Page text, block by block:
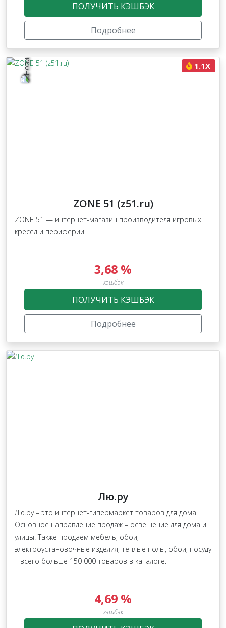
ПОЛУЧИТЬ КЭШБЭК
Подробнее
1.1X
ZONE 51 (z51.ru)
ZONE 51 — интернет-магазин производителя игровых
кресел и периферии.
3,68 %
кэшбэк
ПОЛУЧИТЬ КЭШБЭК
Подробнее
Лю.ру
Лю.ру – это интернет-гипермаркет товаров для дома.
Основное направление продаж – освещение для дома и
улицы. Также продаем мебель, обои,
электроустановочные изделия, теплые полы, обои, посуду
– всего больше 150 000 товаров в каталоге.
4,69 %
кэшбэк